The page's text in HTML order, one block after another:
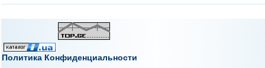
Политика Конфиденциальности